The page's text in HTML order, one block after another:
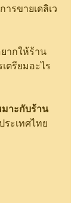
รขายเดลิเว
ากให้ร้าน
ตรียมอะไร
มาะกับร้าน
ะเทศไทย